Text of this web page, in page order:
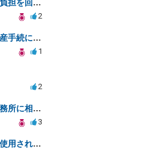
自宅リフォーム契約の支払い負担を回避する方法は？
2
親名義で後払い利用、自己破産手続に影響はあるか？
1
2
弁護士の態度に不満、他の事務所に相談すべきか？
3
任意整理中に誤ってカードが使用されてしまった